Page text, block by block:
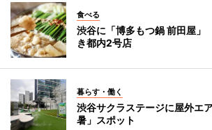
食べる
渋谷に「博多もつ鍋 前田屋
き都内2号店
暮らす・働く
渋谷サクラステージに屋外エ
暑」スポット